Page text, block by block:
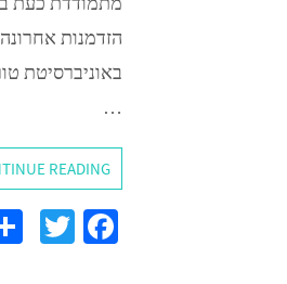
הזדמנות
באוניברסיטת
…
READING
Fa
T